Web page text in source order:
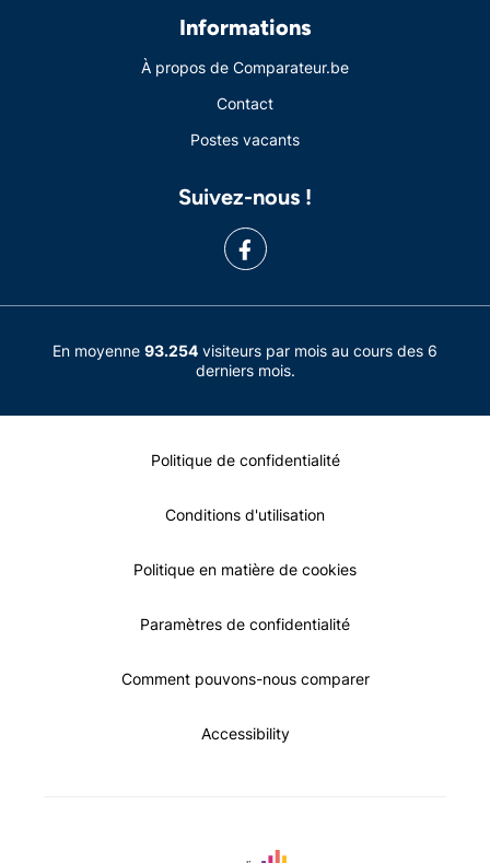
Informations
À propos de Comparateur.be
Contact
Postes vacants
Suivez-nous !
En moyenne 93.254 visiteurs par mois au cours des 6
derniers mois.
Politique de confidentialité
Conditions d'utilisation
Politique en matière de cookies
Paramètres de confidentialité
Comment pouvons-nous comparer
Accessibility